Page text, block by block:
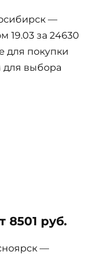
—
19.03 за 24630
для покупки
для выбора
8501 руб.
—